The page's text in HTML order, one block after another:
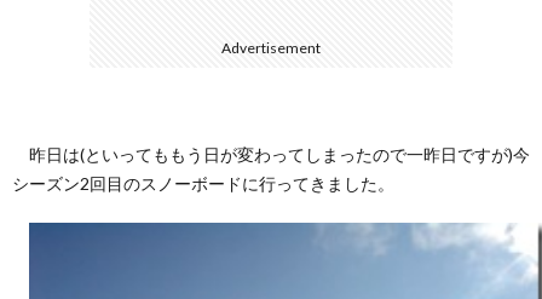
Advertisement
昨日は(といってももう日が変わってしまったので一昨日ですが)今
シーズン2回目のスノーボードに行ってきました。